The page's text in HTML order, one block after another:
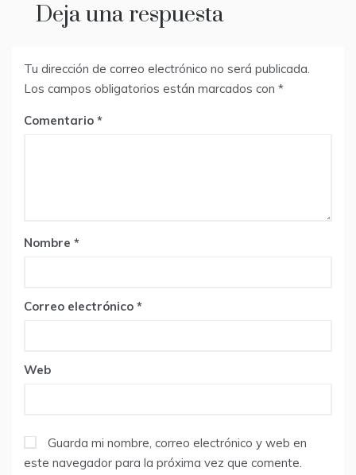
Deja una respuesta
Tu dirección de correo electrónico no será publicada.
Los campos obligatorios están marcados con *
Comentario
Nombre *
Correo electrónico *
Web
Guarda mi nombre, correo electrónico y web en
este navegador para la próxima vez que comente.